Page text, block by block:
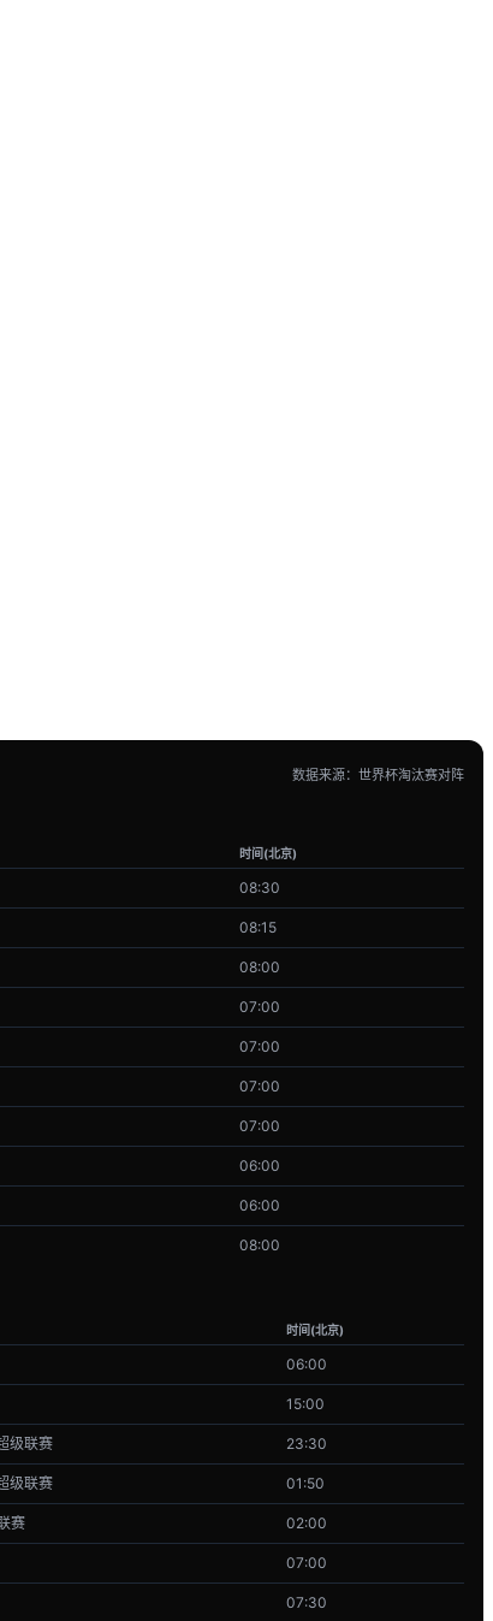
数据来源：世界杯淘汰赛对阵
时间(北京)
08:30
08:15
08:00
07:00
07:00
07:00
07:00
06:00
06:00
08:00
时间(北京)
06:00
15:00
级联赛 23:30
级联赛 01:50
赛 02:00
07:00
07:30